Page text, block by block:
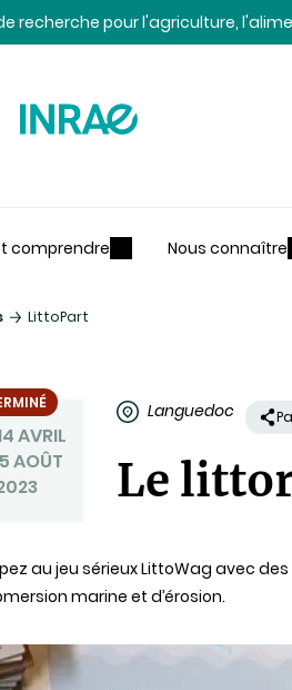
recherche pour l'agriculture,
comprendre Nous connaître
LittoPart
AVRIL
AOÛT
Languedoc
Le
au jeu sérieux LittoWag avec
marine et d’érosion.